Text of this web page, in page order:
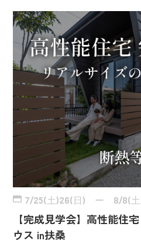
7/25(土)26(日) ー 8/8(土
【完成見学会】高性能住
ウス in扶桑